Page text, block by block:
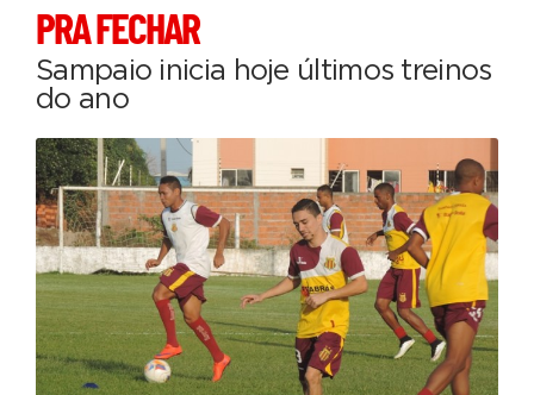
PRA FECHAR
Sampaio inicia hoje últimos treinos
do ano